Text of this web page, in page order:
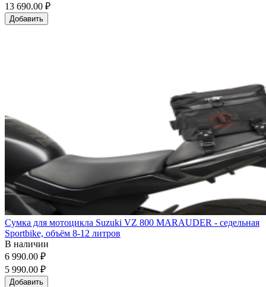
13 690.00 ₽
Добавить
Сумка для мотоцикла Suzuki VZ 800 MARAUDER - седельная
Sportbike, объём 8-12 литров
В наличии
6 990.00 ₽
5 990.00 ₽
Добавить